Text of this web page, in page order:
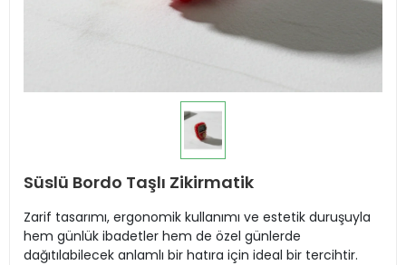
Süslü Bordo Taşlı Zikirmatik
Zarif tasarımı, ergonomik kullanımı ve estetik duruşuyla
hem günlük ibadetler hem de özel günlerde
dağıtılabilecek anlamlı bir hatıra için ideal bir tercihtir.